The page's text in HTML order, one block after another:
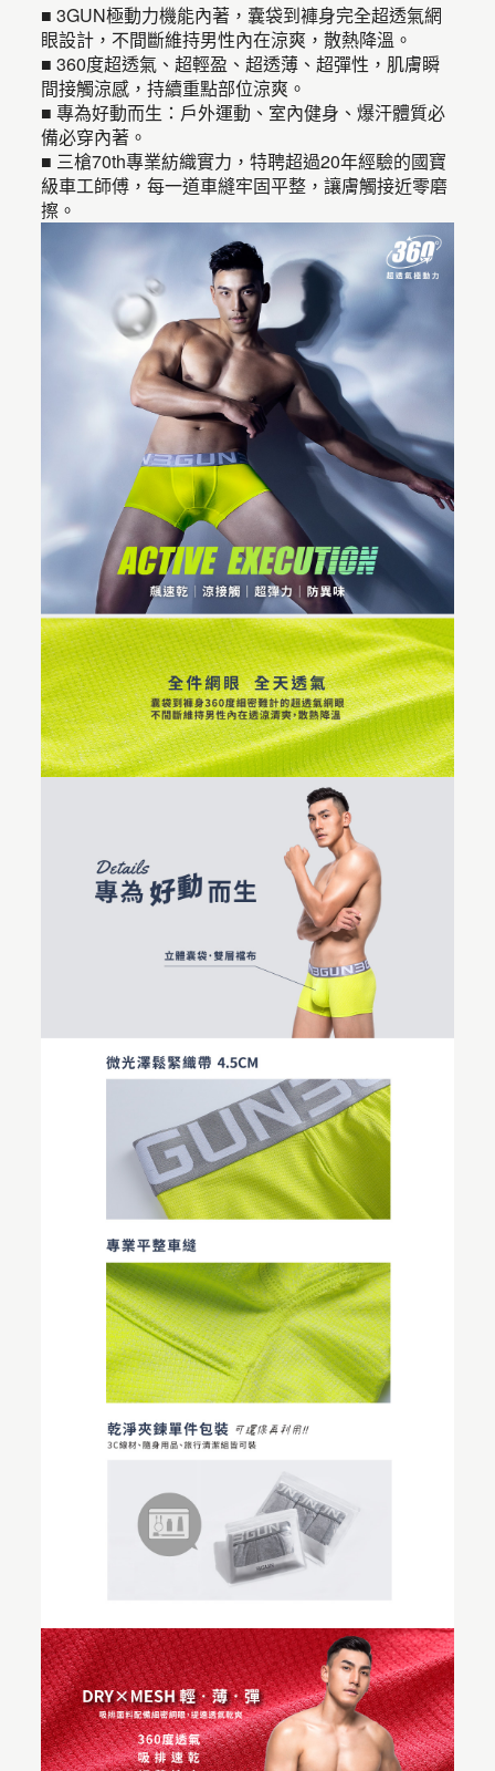
■ 3GUN極動力機能內著，囊袋到褲身完全超透氣網
眼設計，不間斷維持男性內在涼爽，散熱降溫。
■ 360度超透氣、超輕盈、超透薄、超彈性，肌膚瞬
間接觸涼感，持續重點部位涼爽。
■ 專為好動而生：戶外運動、室內健身、爆汗體質必
備必穿內著。
■ 三槍70th專業紡織實力，特聘超過20年經驗的國寶
級車工師傅，每一道車縫牢固平整，讓膚觸接近零磨
擦。